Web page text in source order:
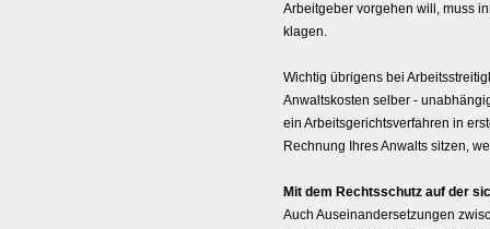
Arbeitgeber vorgehen will, muss
klagen.
Wichtig übrigens bei
Anwaltskosten selber -
ein Arbeitsgerichtsverfahren in
Rechnung Ihres Anwalts sitzen,
Mit dem Rechtsschutz auf der
Auch Auseinandersetzungen